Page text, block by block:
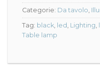
Categorie: Da tavolo
Tag: black led Lighting
Table lamp